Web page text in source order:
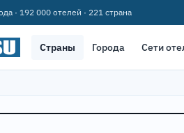
· 192 000 отелей · 221 страна
Страны Города Сети